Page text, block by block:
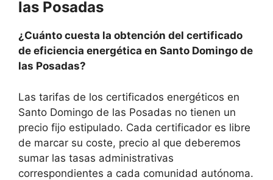
las Posadas
¿Cuánto cuesta la obtención del certificado
de eficiencia energética en Santo Domingo de
las Posadas?
Las tarifas de los certificados energéticos en
Santo Domingo de las Posadas no tienen un
precio fijo estipulado. Cada certificador es libre
de marcar su coste, precio al que deberemos
sumar las tasas administrativas
correspondientes a cada comunidad autónoma.